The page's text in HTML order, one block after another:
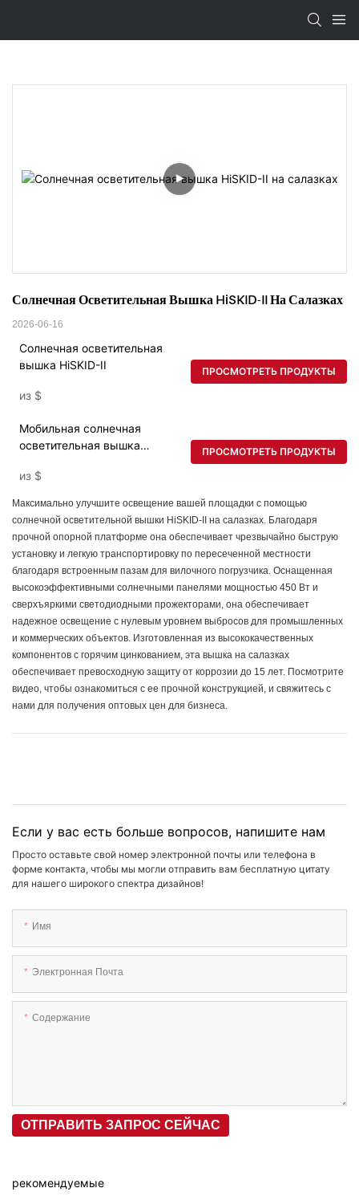
Солнечная Осветительная Вышка HiSKID-II На Салазках
2026-06-16
Солнечная осветительная
вышка HiSKID-II
из $
ПРОСМОТРЕТЬ ПРОДУКТЫ
Мобильная солнечная
осветительная вышка
конструкцией на салазках и
наружного освещения.
из $
ПРОСМОТРЕТЬ ПРОДУКТЫ
Максимально улучшите освещение вашей площадки с помощью
солнечной осветительной вышки HiSKID-II на салазках. Благодаря
прочной опорной платформе она обеспечивает чрезвычайно быструю
установку и легкую транспортировку по пересеченной местности
благодаря встроенным пазам для вилочного погрузчика. Оснащенная
высокоэффективными солнечными панелями мощностью 450 Вт и
сверхъяркими светодиодными прожекторами, она обеспечивает
надежное освещение с нулевым уровнем выбросов для промышленных
и коммерческих объектов. Изготовленная из высококачественных
компонентов с горячим цинкованием, эта вышка на салазках
обеспечивает превосходную защиту от коррозии до 15 лет. Посмотрите
видео, чтобы ознакомиться с ее прочной конструкцией, и свяжитесь с
нами для получения оптовых цен для бизнеса.
Если у вас есть больше вопросов, напишите нам
Просто оставьте свой номер электронной почты или телефона в
форме контакта, чтобы мы могли отправить вам бесплатную цитату
для нашего широкого спектра дизайнов!
Имя
Электронная Почта
Содержание
ОТПРАВИТЬ ЗАПРОС СЕЙЧАС
рекомендуемые